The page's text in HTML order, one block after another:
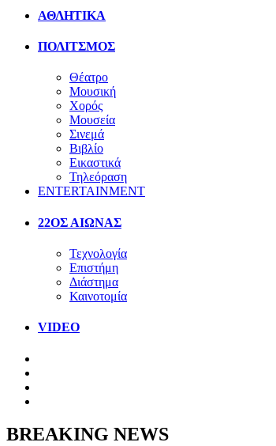
ΑΘΛΗΤΙΚΑ
ΠΟΛΙΤΣΜΟΣ
Θέατρο
Μουσική
Χορός
Μουσεία
Σινεμά
Βιβλίο
Εικαστικά
Τηλεόραση
ENTERTAINMENT
22ΟΣ ΑΙΩΝΑΣ
Τεχνολογία
Επιστήμη
Διάστημα
Καινοτομία
VIDEO
BREAKING NEWS